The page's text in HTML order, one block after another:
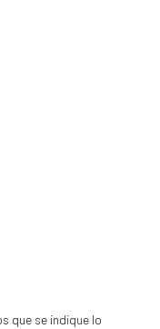
que se indique lo